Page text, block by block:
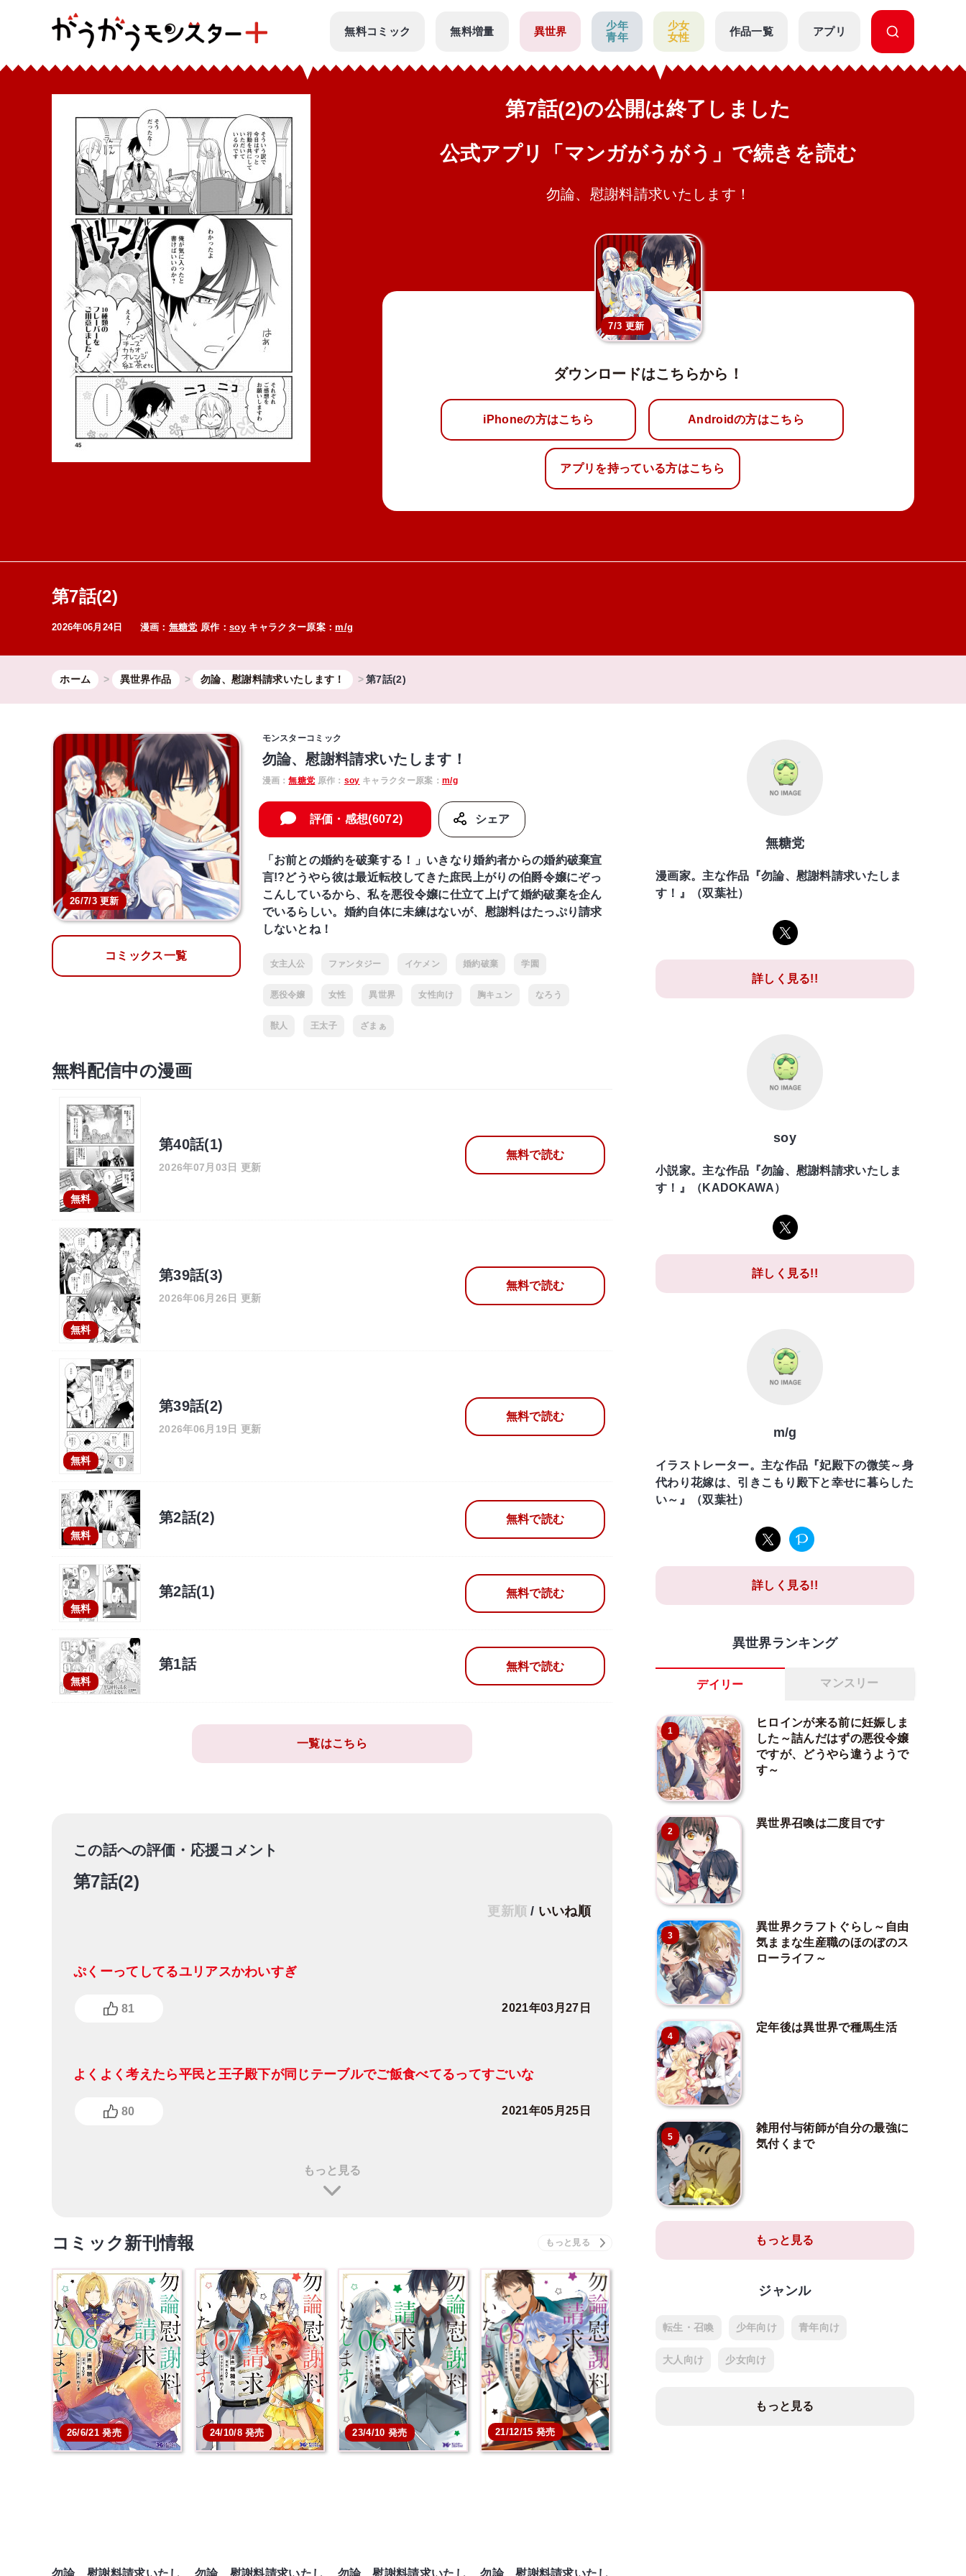
無料コミック 無料増量 異世界
少年
青年
少女
女性
作品一覧 アプリ
第7話(2)の公開は終了しました
公式アプリ「マンガがうがう」で続きを読む
勿論、慰謝料請求いたします！
7/3 更新
ダウンロードはこちらから！
iPhoneの方はこちら Androidの方はこちら
アプリを持っている方はこちら
第7話(2)
2026年06月24日 漫画： 無糖党 原作：soy キャラクター原案：m/g
ホーム 異世界作品 勿論、慰謝料請求いたします！ 第7話(2)
26/7/3 更新
コミックス一覧
モンスターコミック
勿論、慰謝料請求いたします！
漫画：無糖党 原作： soy キャラクター原案： m/g
評価・感想(6072) シェア
「お前との婚約を破棄する！」いきなり婚約者からの婚約破棄宣
言!?どうやら彼は最近転校してきた庶民上がりの伯爵令嬢にぞっ
こんしているから、私を悪役令嬢に仕立て上げて婚約破棄を企ん
でいるらしい。婚約自体に未練はないが、慰謝料はたっぷり請求
しないとね！
女主人公 ファンタジー イケメン 婚約破棄 学園
悪役令嬢 女性 異世界 女性向け 胸キュン なろう
獣人 王太子 ざまぁ
無料配信中の漫画
無料
第40話(1)
2026年07月03日 更新
無料で読む
無料
第39話(3)
2026年06月26日 更新
無料で読む
無料
第39話(2)
2026年06月19日 更新
無料で読む
無料
第2話(2) 無料で読む
無料
第2話(1) 無料で読む
無料
第1話 無料で読む
一覧はこちら
この話への評価・応援コメント
第7話(2)
更新順 / いいね順
ぷくーってしてるユリアスかわいすぎ
81 2021年03月27日
よくよく考えたら平民と王子殿下が同じテーブルでご飯食べてるってすごいな
80 2021年05月25日
もっと見る
コミック新刊情報
26/6/21 発売
勿論、慰謝料請求いたし
24/10/8 発売
勿論、慰謝料請求いたし
23/4/10 発売
勿論、慰謝料請求いたし
21/12/15 発売
勿論、慰謝料請求いたし
無糖党
漫画家。主な作品『勿論、慰謝料請求いたしま
す！』（双葉社）
詳しく見る!!
soy
小説家。主な作品『勿論、慰謝料請求いたしま
す！』（KADOKAWA）
詳しく見る!!
m/g
イラストレーター。主な作品『妃殿下の微笑～身
代わり花嫁は、引きこもり殿下と幸せに暮らした
い～』（双葉社）
詳しく見る!!
異世界ランキング
デイリー マンスリー
1
ヒロインが来る前に妊娠しま
した～詰んだはずの悪役令嬢
ですが、どうやら違うようで
す～
2
異世界召喚は二度目です
3
異世界クラフトぐらし～自由
気ままな生産職のほのぼのス
ローライフ～
4
定年後は異世界で種馬生活
5
雑用付与術師が自分の最強に
気付くまで
もっと見る
ジャンル
転生・召喚 少年向け 青年向け
大人向け 少女向け
もっと見る